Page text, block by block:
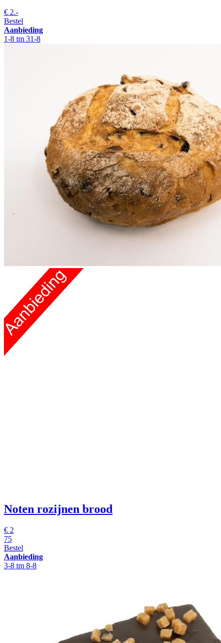
€ 2.-
Bestel
Aanbieding
1-8 tm 31-8
Noten rozijnen brood
€ 2
75
Bestel
Aanbieding
3-8 tm 8-8